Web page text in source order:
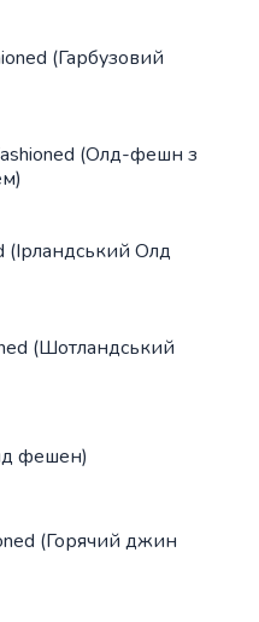
(Гарбузовий
(Олд-фешн з
(Ірландський Олд
(Шотландський
фешен)
(Горячий джин